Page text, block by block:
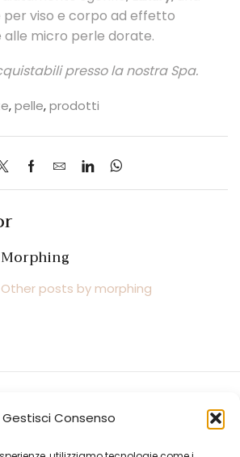
Gestisci Consenso
viso e corpo ad effetto
alle micro perle dorate.
presso la nostra Spa.
,pelle,prodotti
Morphing
Other posts by morphing